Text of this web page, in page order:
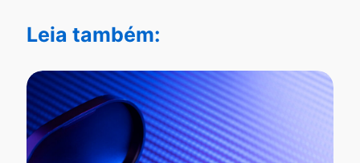
Leia também: